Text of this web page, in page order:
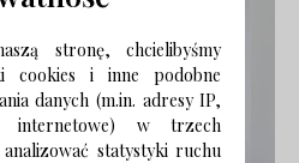
stronę, chcielibyśmy
cookies i inne podobne
danych (m.in. adresy IP,
internetowe) w trzech
analizować statystyki ruchu